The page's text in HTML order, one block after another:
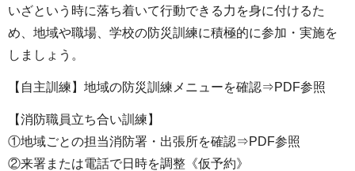
いざという時に落ち着いて行動できる力を身に付けるた
め、地域や職場、学校の防災訓練に積極的に参加・実施を
しましょう。
【自主訓練】地域の防災訓練メニューを確認⇒PDF参照
【消防職員立ち合い訓練】
①地域ごとの担当消防署・出張所を確認⇒PDF参照
②来署または電話で日時を調整《仮予約》